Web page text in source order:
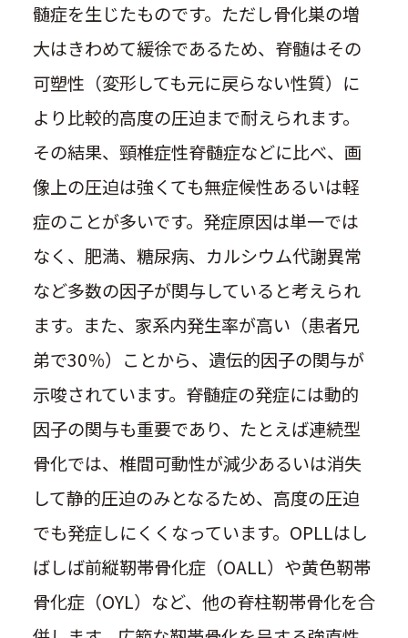
髄症を生じたものです。ただし骨化巣の増
大はきわめて緩徐であるため、脊髄はその
可塑性（変形しても元に戻らない性質）に
より比較的高度の圧迫まで耐えられます。
その結果、頸椎症性脊髄症などに比べ、画
像上の圧迫は強くても無症候性あるいは軽
症のことが多いです。発症原因は単一では
なく、肥満、糖尿病、カルシウム代謝異常
など多数の因子が関与していると考えられ
ます。また、家系内発生率が高い（患者兄
弟で30％）ことから、遺伝的因子の関与が
示唆されています。脊髄症の発症には動的
因子の関与も重要であり、たとえば連続型
骨化では、椎間可動性が減少あるいは消失
して静的圧迫のみとなるため、高度の圧迫
でも発症しにくくなっています。OPLLはし
ばしば前縦靭帯骨化症（OALL）や黄色靭帯
骨化症（OYL）など、他の脊柱靭帯骨化を合